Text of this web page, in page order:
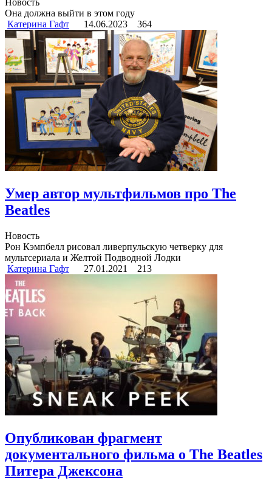
Новость
Она должна выйти в этом году
Катерина Гафт
14.06.2023 364
Умер автор мультфильмов про The
Beatles
Новость
Рон Кэмпбелл рисовал ливерпульскую четверку для
мультсериала и Желтой Подводной Лодки
Катерина Гафт
27.01.2021 213
Опубликован фрагмент
документального фильма о The Beatles
Питера Джексона